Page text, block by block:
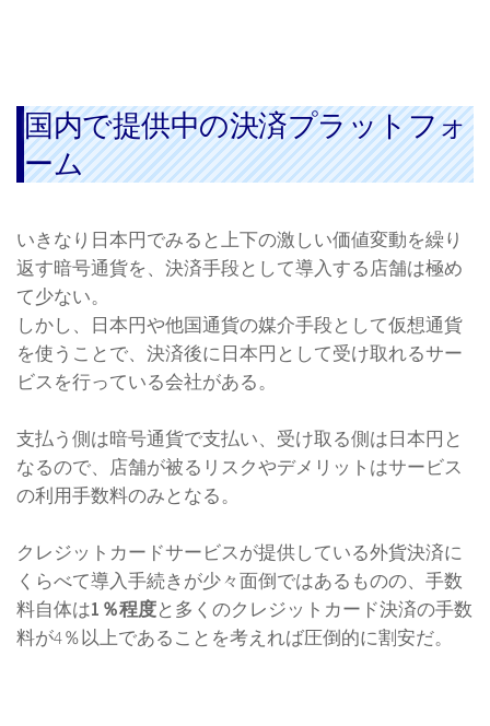
国内で提供中の決済プラットフォ
ーム
いきなり日本円でみると上下の激しい価値変動を繰り
返す暗号通貨を、決済手段として導入する店舗は極め
て少ない。
しかし、日本円や他国通貨の媒介手段として仮想通貨
を使うことで、決済後に日本円として受け取れるサー
ビスを行っている会社がある。
支払う側は暗号通貨で支払い、受け取る側は日本円と
なるので、店舗が被るリスクやデメリットはサービス
の利用手数料のみとなる。
クレジットカードサービスが提供している外貨決済に
くらべて導入手続きが少々面倒ではあるものの、手数
料自体は1％程度と多くのクレジットカード決済の手数
料が4％以上であることを考えれば圧倒的に割安だ。